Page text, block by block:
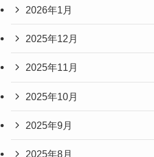
2026年1月
2025年12月
2025年11月
2025年10月
2025年9月
2025年8月